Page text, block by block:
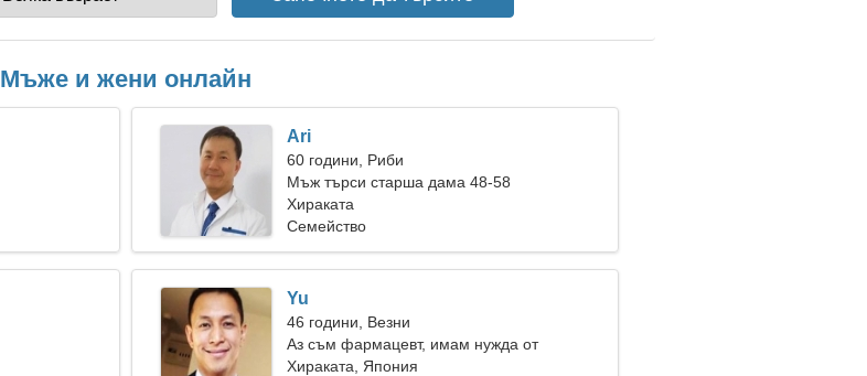
Мъже и жени онлайн
Ari
60 години, Риби
Мъж търси старша дама 48-58
Хираката
Семейство
Yu
46 години, Везни
Аз съм фармацевт, имам нужда от
енергична жена
Хираката, Япония